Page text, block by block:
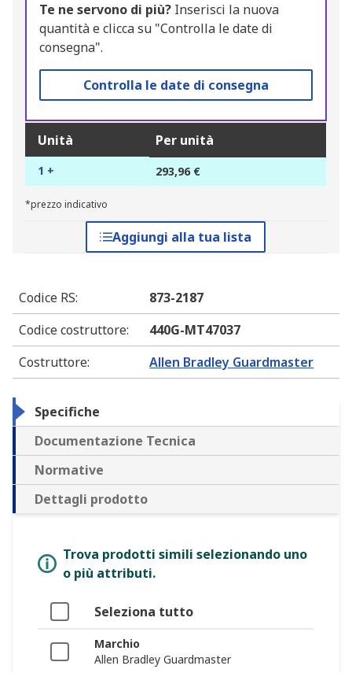
Te ne servono di più? Inserisci la nuova
quantità e clicca su "Controlla le date di
consegna".
Controlla le date di consegna
Unità Per unità
1 + 293,96 €
*prezzo indicativo
Aggiungi alla tua lista
Codice RS:
873-2187
Codice costruttore:
440G-MT47037
Costruttore: Allen Bradley Guardmaster
Specifiche
Documentazione Tecnica
Normative
Dettagli prodotto
Trova prodotti simili selezionando uno
o più attributi.
Seleziona tutto
Marchio
Allen Bradley Guardmaster